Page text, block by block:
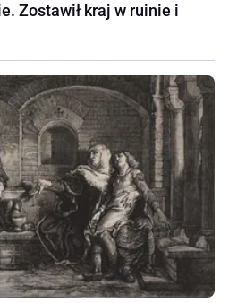
Zostawił kraj w ruinie i